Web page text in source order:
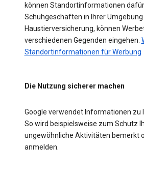
können Standortinformationen
Schuhgeschäften in Ihrer
Haustierversicherung, können
verschiedenen Gegenden eingehen.
Standortinformationen für Werbung
Die Nutzung sicherer machen
Google verwendet Informationen zu
So wird beispielsweise zum Schutz
ungewöhnliche Aktivitäten bemerkt
anmelden.